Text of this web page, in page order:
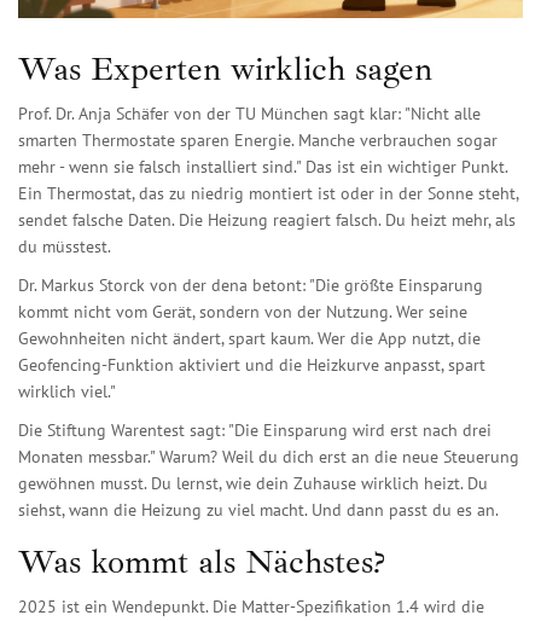
Was Experten wirklich sagen
Prof. Dr. Anja Schäfer von der TU München sagt klar: "Nicht alle
smarten Thermostate sparen Energie. Manche verbrauchen sogar
mehr - wenn sie falsch installiert sind." Das ist ein wichtiger Punkt.
Ein Thermostat, das zu niedrig montiert ist oder in der Sonne steht,
sendet falsche Daten. Die Heizung reagiert falsch. Du heizt mehr, als
du müsstest.
Dr. Markus Storck von der dena betont: "Die größte Einsparung
kommt nicht vom Gerät, sondern von der Nutzung. Wer seine
Gewohnheiten nicht ändert, spart kaum. Wer die App nutzt, die
Geofencing-Funktion aktiviert und die Heizkurve anpasst, spart
wirklich viel."
Die Stiftung Warentest sagt: "Die Einsparung wird erst nach drei
Monaten messbar." Warum? Weil du dich erst an die neue Steuerung
gewöhnen musst. Du lernst, wie dein Zuhause wirklich heizt. Du
siehst, wann die Heizung zu viel macht. Und dann passt du es an.
Was kommt als Nächstes?
2025 ist ein Wendepunkt. Die Matter-Spezifikation 1.4 wird die